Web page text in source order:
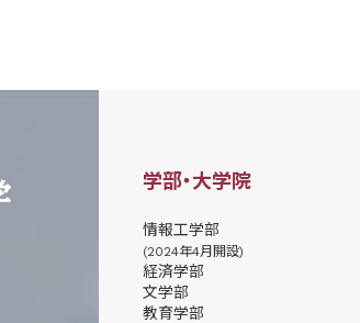
学部・大学院
情報工学部
(2024年4月開設)
経済学部
文学部
教育学部